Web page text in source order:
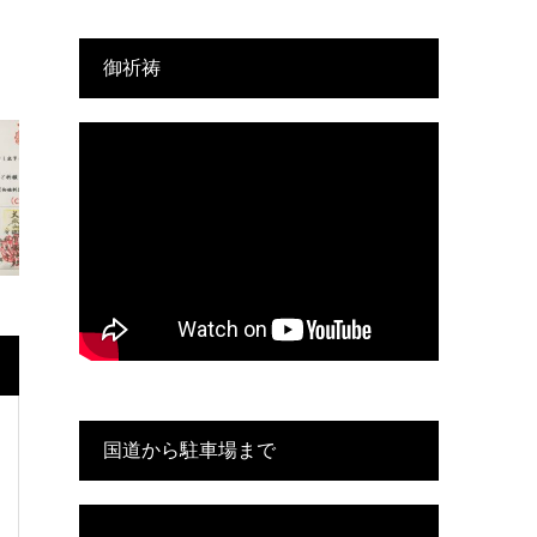
御祈祷
国道から駐車場まで